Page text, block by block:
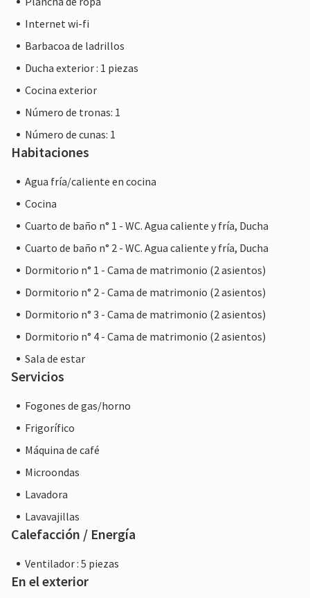
Internet wi-fi
Barbacoa de ladrillos
Ducha exterior : 1 piezas
Cocina exterior
Número de tronas: 1
Número de cunas: 1
Habitaciones
Agua fría/caliente en cocina
Cocina
Cuarto de baño n° 1 - WC. Agua caliente y fría, Ducha
Cuarto de baño n° 2 - WC. Agua caliente y fría, Ducha
Dormitorio n° 1 - Cama de matrimonio (2 asientos)
Dormitorio n° 2 - Cama de matrimonio (2 asientos)
Dormitorio n° 3 - Cama de matrimonio (2 asientos)
Dormitorio n° 4 - Cama de matrimonio (2 asientos)
Sala de estar
Servicios
Fogones de gas/horno
Frigorífico
Máquina de café
Microondas
Lavadora
Lavavajillas
Calefacción / Energía
Ventilador : 5 piezas
En el exterior